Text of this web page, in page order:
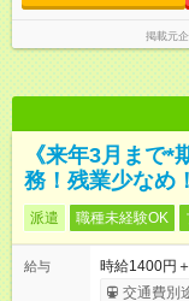
掲載元
《来年3月まで
務！残業少なめ
派遣 職種未経験OK
給与
時給1400円
交通費別